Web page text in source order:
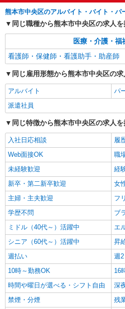
水前寺駅周辺
キープ
派遣社員
株式会社kotrio /●KM-H-1909012
熊本市中央区＊病
時給1450円〜
水前寺駅周辺
派遣社員
株式会社kotrio /●KM-H-2009723
＜熊本市中央区
ない＊週3〜OK/
時給1450円〜
通費全支給(ガソリ
水前寺駅周辺
キープ
派遣社員
株式会社kotrio /●KM-H-2020738
≪熊本市中央区≫
も活躍できる看護
熊本市中央区のアルバイト・バイト・パ
同じ職種から熊本市中央区の求人
医療・介護・福
看護師・保健師・看護助手・助産師
同じ雇用形態から熊本市中央区の
アルバイト
パ
派遣社員
同じ特徴から熊本市中央区の求人
入社日応相談
履
Web面接OK
職
未経験歓迎
経
新卒・第二新卒歓迎
女
主婦・主夫歓迎
フ
学歴不問
ブ
ミドル（40代～）活躍中
エ
シニア（60代～）活躍中
昇
週払い
週
10時～勤務OK
16
時間や曜日が選べる・シフト自由
深
禁煙・分煙
残